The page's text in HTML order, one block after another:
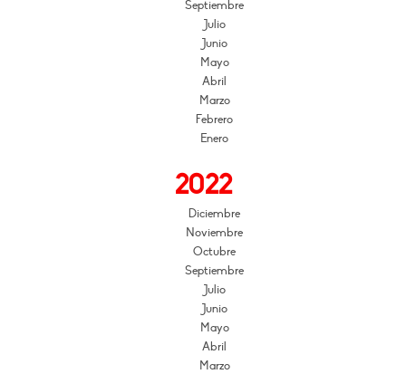
Septiembre
Julio
Junio
Mayo
Abril
Marzo
Febrero
Enero
2022
Diciembre
Noviembre
Octubre
Septiembre
Julio
Junio
Mayo
Abril
Marzo